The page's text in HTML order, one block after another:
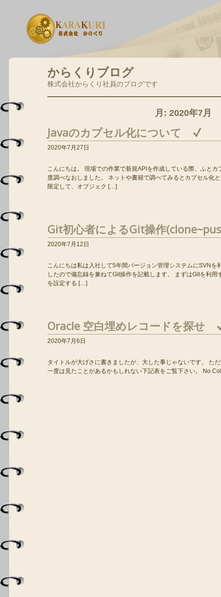
からくりブログ
株式会社からくり社員のブログです
月: 2020年7月
Javaのカプセル化について
2020年7月27日
こんにちは。 現場での作業で新規APIを作成している際、ふと
度調べなおしました。 ネットや書籍で調べてみるとカプセル化
限定して、オブジェク […]
Git初心者によるGit操作
2020年7月12日
こんにちは私は入社して5年間バージョン管理システムにSVNを
したので備忘録を兼ねてGit操作を記載します。 まずはGitを利
を設定する […]
Oracle 空白埋めレコードを探せ
2020年7月6日
タイトルが大げさに書きましたが、大した事じゃないです。 た
一度は見たことがあるかもしれない下記表をご覧下さい。 No